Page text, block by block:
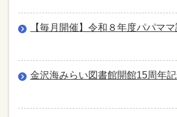
【毎月開催】令和８年度パパマ
金沢海みらい図書館開館15周年